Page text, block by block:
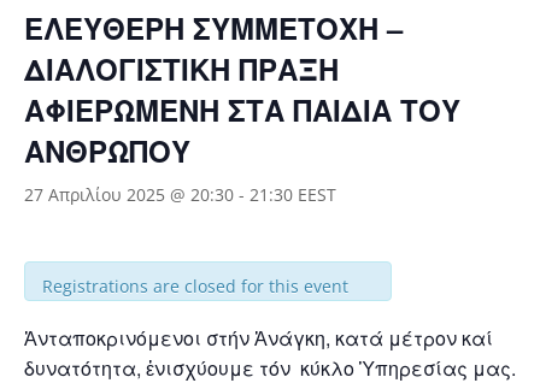
ΕΛΕΥΘΕΡΗ ΣΥΜΜΕΤΟΧΗ –
ΔΙΑΛΟΓΙΣΤΙΚΗ ΠΡΑΞΗ
ΑΦΙΕΡΩΜΕΝΗ ΣΤΑ ΠΑΙΔΙΑ ΤΟΥ
ΑΝΘΡΩΠΟΥ
27 Απριλίου 2025 @ 20:30 - 21:30 EEST
Registrations are closed for this event
Ἀνταποκρινόμενοι στήν Ἀνάγκη, κατά μέτρον καί
δυνατότητα, ἐνισχύουμε τόν κύκλο Ὑπηρεσίας μας.